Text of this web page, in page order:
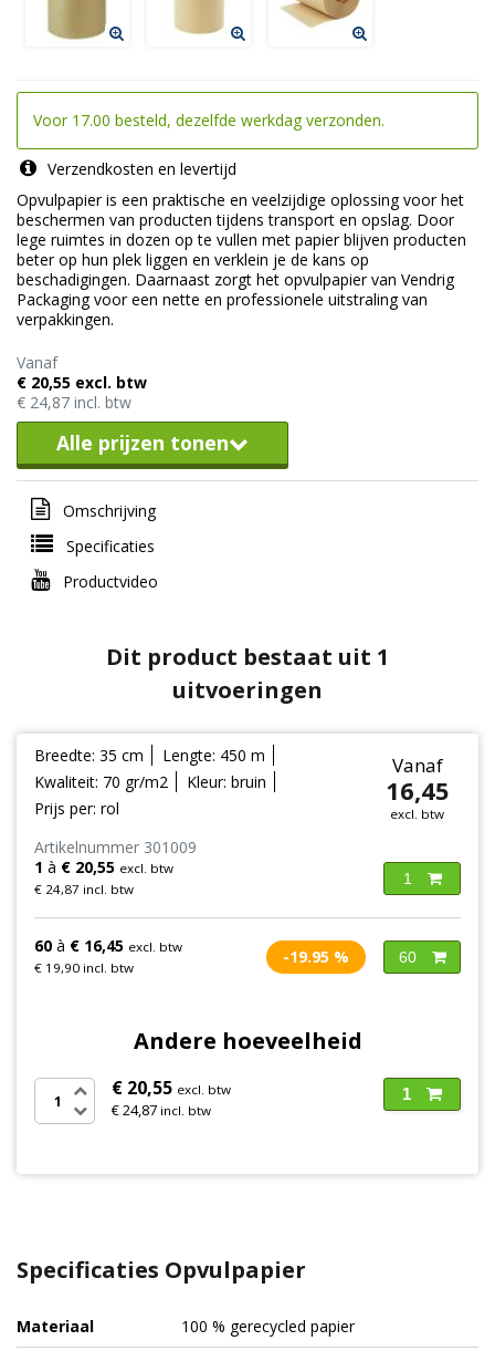
Voor 17.00 besteld, dezelfde werkdag verzonden.
Verzendkosten en levertijd
Opvulpapier is een praktische en veelzijdige oplossing voor het
beschermen van producten tijdens transport en opslag. Door
lege ruimtes in dozen op te vullen met papier blijven producten
beter op hun plek liggen en verklein je de kans op
beschadigingen. Daarnaast zorgt het opvulpapier van Vendrig
Packaging voor een nette en professionele uitstraling van
verpakkingen.
Vanaf
€ 20,55 excl. btw
€ 24,87 incl. btw
Alle prijzen tonen
Omschrijving
Specificaties
Productvideo
Dit product bestaat uit 1
uitvoeringen
Breedte: 35 cm
Lengte: 450 m
Kwaliteit: 70 gr/m2
Kleur: bruin
Prijs per: rol
Vanaf
16,45
excl. btw
Artikelnummer 301009
1 à € 20,55 excl. btw
€ 24,87 incl. btw
1
60 à € 16,45 excl. btw
€ 19,90 incl. btw
-19.95 % 60
Andere hoeveelheid
€ 20,55 excl. btw
€ 24,87 incl. btw
1
Specificaties Opvulpapier
Materiaal
100 % gerecycled papier